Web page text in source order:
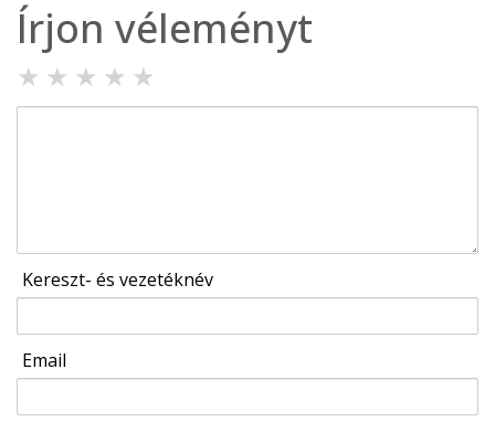
Írjon véleményt
★ ★ ★ ★ ★
Kereszt- és vezetéknév
Email